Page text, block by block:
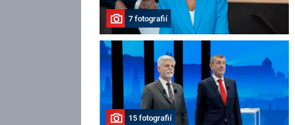
7 fotografií
15 fotografií